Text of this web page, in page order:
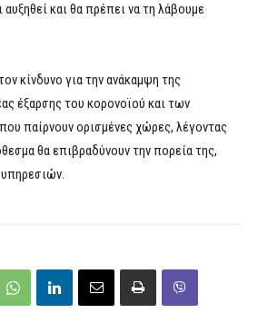
και θα πρέπει να τη λάβουμε
κίνδυνο για την ανάκαμψη της
έξαρσης του κορονοϊού και των
παίρνουν ορισμένες χώρες, λέγοντας
θα επιβραδύνουν την πορεία της,